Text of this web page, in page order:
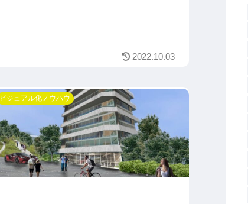
2022.10.03
ビジュアル化ノウハウ